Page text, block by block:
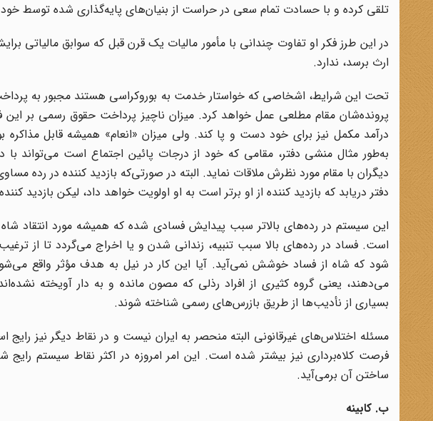
تلقی کرده و با حسادت تمام سعی در حراست از بنیان‌های پایه‌گذاری شده توسط
در این طرز فکر او تفاوت چندانی با مأمور مالیات یک قرن قبل که سوابق مالیاتی
ارث برسد، ندارد.
تحت این شرایط، اشخاصی که خواستار خدمت به بوروکراسی هستند مجبور به
پرونده‌شان مقام مطلعی عمل خواهد کرد. میزان ناچیز پرداخت حقوق رسمی بر
درآمد مکمل نیز برای خود دست و پا کند. ولی میزان «انعام» همیشه قابل
به‌طور مثال منشی دفتر، مقامی که خود از درجات پائین اجتماع است می‌تواند با
دیگران با مقام مورد نظرش ملاقات نماید. البته در صورتی‌که بازدید کننده در رده
دفتر دریابد که بازدید کننده از او برتر است به او اولویت خواهد داد، لیکن بازدید
این سیستم در رده‌های بالاتر سبب پیدایش فسادی شده که همیشه مورد انتقاد
است. فساد در رده‌های بالا سبب تنبیه، زندانی شدن و یا اخراج می‌گردد تا از
شود که شاه از فساد خوشش نمی‌آید. آیا این کار در نیل به هدف مؤثر واقع
می‌دهند، یعنی گروه کثیری از افراد رذلی که مصون مانده و به دار آویخته
بسیاری از نأدیب‌ها از طریق بازرس‌های رسمی شناخته شوند.
مسئله اختلاس‌های غیرقانونی البته منحصر به ایران نیست و در نقاط دیگر نیز
فرصت کلاه‌برداری نیز بیشتر شده است. این امر امروزه در اکثر نقاط سیستم
ساختن آن برمی‌آید.
ب. کابینه